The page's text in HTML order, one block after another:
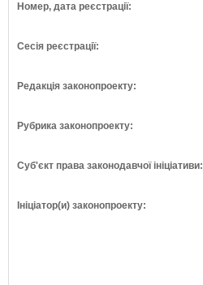
Номер, дата реєстрації:
Сесія реєстрації:
Редакція законопроекту:
Рубрика законопроекту:
Суб'єкт права законодавчої ініціативи:
Ініціатор(и) законопроекту: